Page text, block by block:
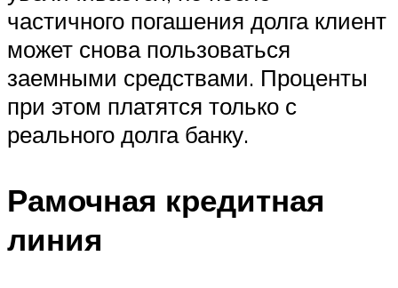
частичного погашения долга клиент
может снова пользоваться
заемными средствами. Проценты
при этом платятся только с
реального долга банку.
Рамочная кредитная
линия